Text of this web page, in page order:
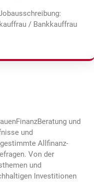
/ Bankkauffrau
und
und
Allfinanz-
Von der
und
Investitionen